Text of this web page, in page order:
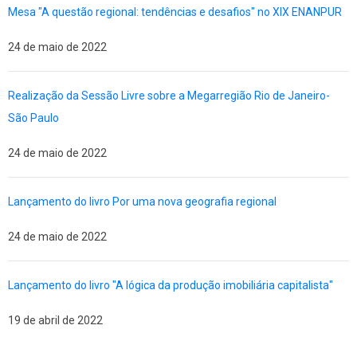
Mesa "A questão regional: tendências e desafios" no XIX ENANPUR
24 de maio de 2022
Realização da Sessão Livre sobre a Megarregião Rio de Janeiro-
São Paulo
24 de maio de 2022
Lançamento do livro Por uma nova geografia regional
24 de maio de 2022
Lançamento do livro "A lógica da produção imobiliária capitalista"
19 de abril de 2022